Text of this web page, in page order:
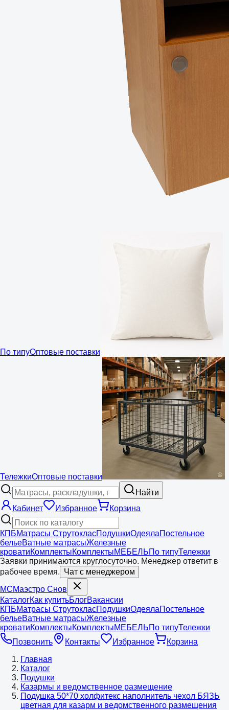
По типуОптовые поставки
ТележкиОптовые поставки
Найти
Кабинет
Избранное Корзина
КПБМатрасы СтрутокласПодушкиОдеялаПостельное
бельеВатные матрасыЖелезные
кроватиКомплектыКомплектыМЕБЕЛЬПо типуТележки
Заявки принимаются круглосуточно. Менеджер ответит в
рабочее время. Чат с менеджером
МСМаэстро Снов
КаталогКак купитьБлогВакансии
КПБМатрасы СтрутокласПодушкиОдеялаПостельное
бельеВатные матрасыЖелезные
кроватиКомплектыКомплектыМЕБЕЛЬПо типуТележки
Позвонить
Контакты Избранное
Корзина
Главная
Каталог
Подушки
Казармы и ведомственное размещение
Подушка 50*70 холфитекс наполнитель чехол БЯЗЬ
цветная для казарм и ведомственного размещения